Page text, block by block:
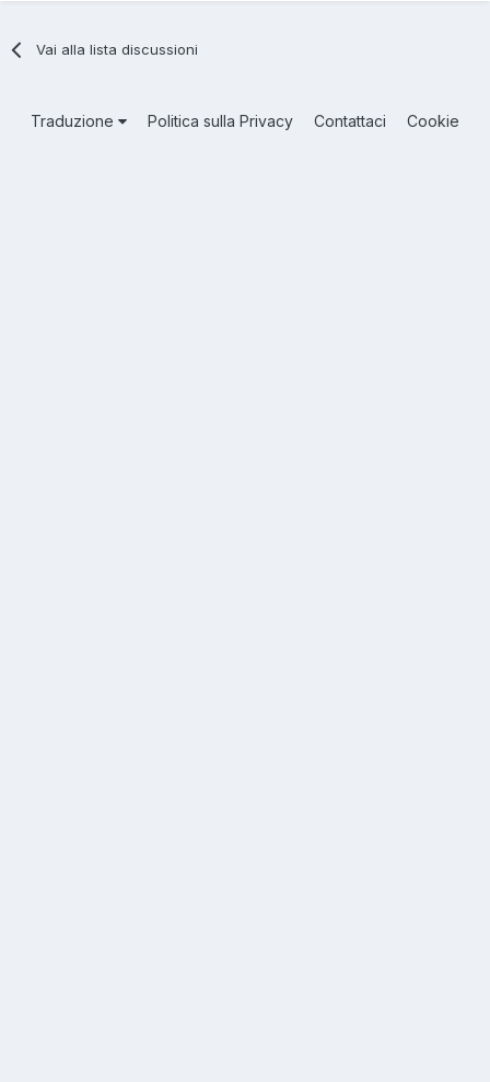
Vai alla lista discussioni
Traduzione Politica sulla Privacy Contattaci Cookie